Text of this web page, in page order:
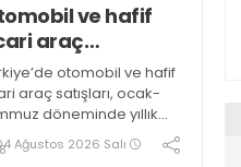
ve hafif
araç
daralma
otomobil ve hafif
araç satışları, ocak-
döneminde yıllık
yüzde 10,72 azalarak
bin 965 oldu
Ağustos 2026 Salı